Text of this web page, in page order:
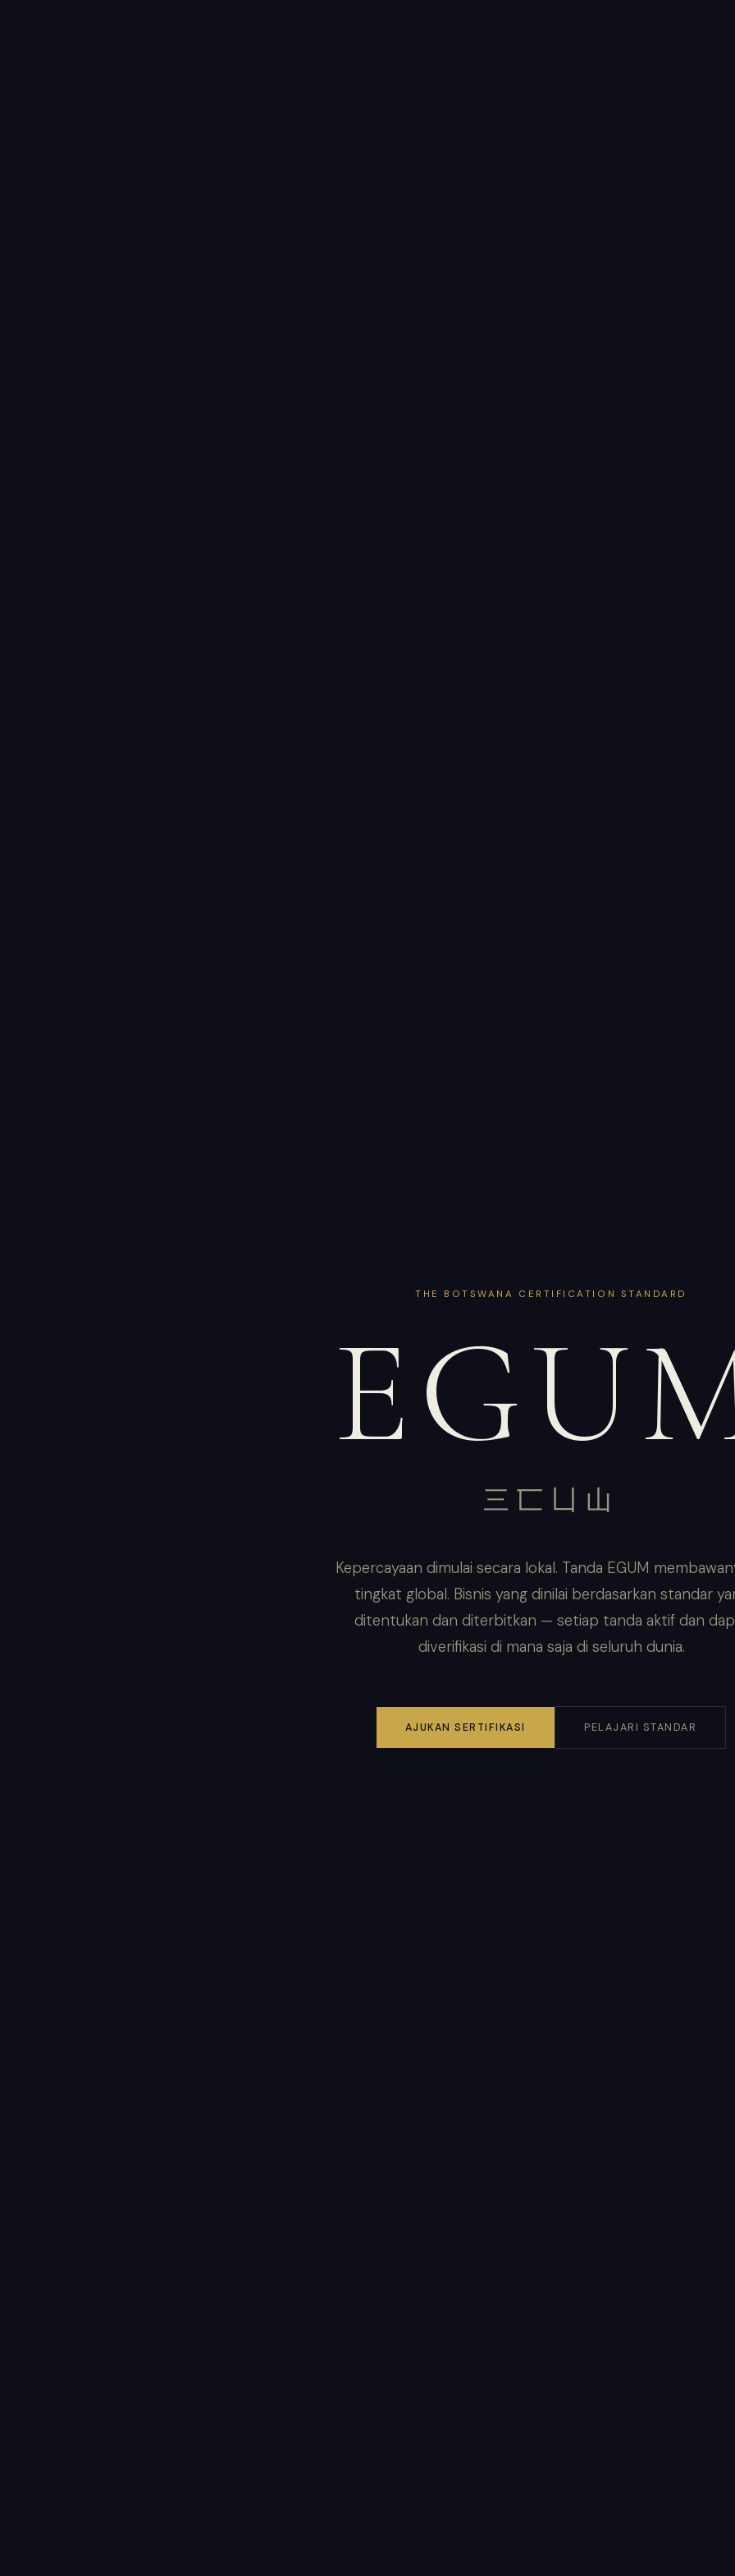
THE BOTSWANA CERTIFICATION STANDARD
三匸凵山
Kepercayaan dimulai secara lokal. Tanda EGUM
tingkat global. Bisnis yang dinilai berdasarkan standar
ditentukan dan diterbitkan — setiap tanda aktif dan
diverifikasi di mana saja di seluruh dunia.
AJUKAN SERTIFIKASI PELAJARI STANDAR